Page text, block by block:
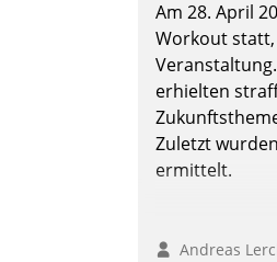
Am 28. April
Workout
erhielten
Zuletzt
ermittelt.
Andreas